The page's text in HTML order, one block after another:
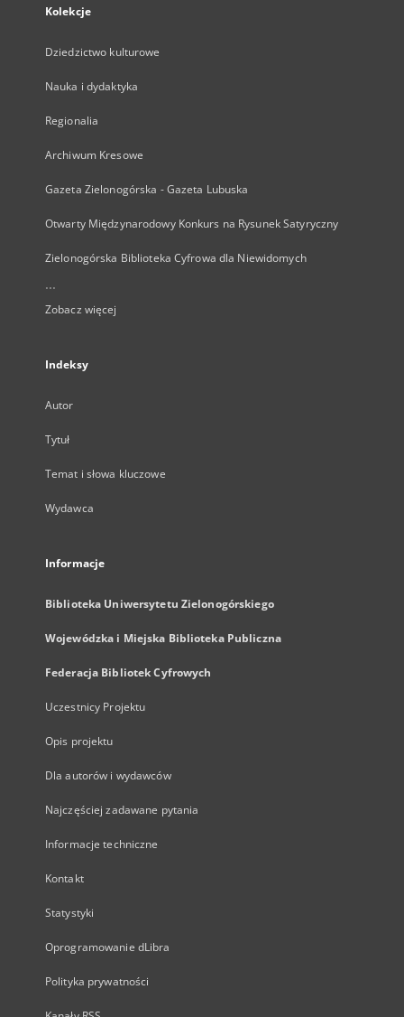
Kolekcje
Dziedzictwo kulturowe
Nauka i dydaktyka
Regionalia
Archiwum Kresowe
Gazeta Zielonogórska - Gazeta Lubuska
Otwarty Międzynarodowy Konkurs na Rysunek Satyryczny
Zielonogórska Biblioteka Cyfrowa dla Niewidomych
...
Zobacz więcej
Indeksy
Autor
Tytuł
Temat i słowa kluczowe
Wydawca
Informacje
Biblioteka Uniwersytetu Zielonogórskiego
Wojewódzka i Miejska Biblioteka Publiczna
Federacja Bibliotek Cyfrowych
Uczestnicy Projektu
Opis projektu
Dla autorów i wydawców
Najczęściej zadawane pytania
Informacje techniczne
Kontakt
Statystyki
Oprogramowanie dLibra
Polityka prywatności